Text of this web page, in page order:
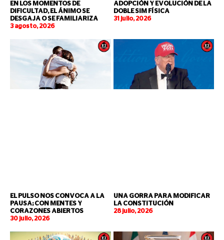
EN LOS MOMENTOS DE
DIFICULTAD, EL ÁNIMO SE
DESGAJA O SE FAMILIARIZA
3 agosto, 2026
ADOPCIÓN Y EVOLUCIÓN DE LA
DOBLE SIM FÍSICA
31 julio, 2026
EL PULSO NOS CONVOCA A LA
PAUSA; CON MENTES Y
CORAZONES ABIERTOS
30 julio, 2026
UNA GORRA PARA MODIFICAR
LA CONSTITUCIÓN
28 julio, 2026